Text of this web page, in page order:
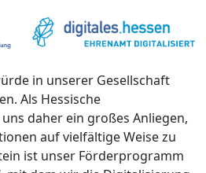
in unserer Gesellschaft
Als Hessische
daher ein großes Anliegen,
auf vielfältige Weise zu
ist unser Förderprogramm